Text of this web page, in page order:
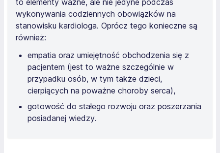
wykonywania codziennych obowiązków na
stanowisku kardiologa. Oprócz tego konieczne są
również:
empatia oraz umiejętność obchodzenia się z
pacjentem (jest to ważne szczególnie w
przypadku osób, w tym także dzieci,
cierpiących na poważne choroby serca),
gotowość do stałego rozwoju oraz poszerzania
posiadanej wiedzy.